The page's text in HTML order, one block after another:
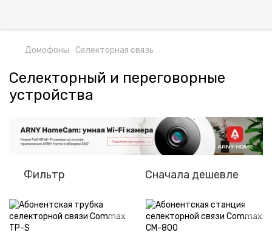
Домофоны Селекторная связь
Селекторный и переговорные
устройства
Фильтр Сначала дешевле